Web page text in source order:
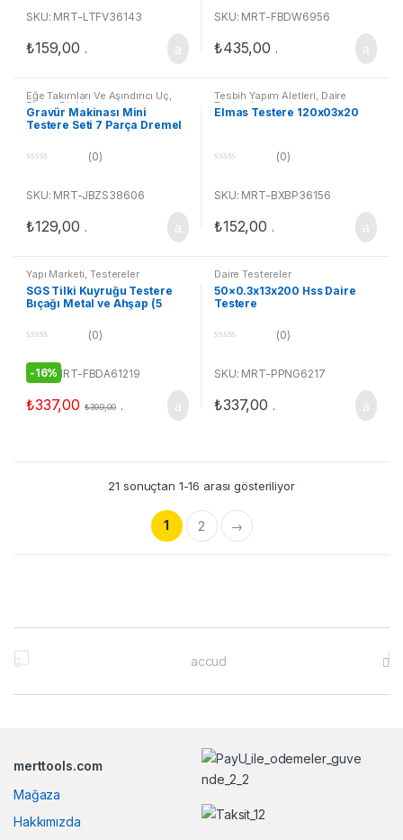
u
f
5
SKU: MRT-LTFV36143
₺159,00 .
u
f
5
SKU: MRT-FBDW6956
₺435,00 .
Eğe Takımları Ve Aşındırıcı Uç,
Elmas Diskler
Gravür Makinası Mini
Testere Seti 7 Parça Dremel
u
f
5
(0)
SKU: MRT-JBZS38606
₺129,00 .
Tesbih Yapım Aletleri, Daire
Testereler
Elmas Testere 120x03x20
u
f
5
(0)
SKU: MRT-BXBP36156
₺152,00 .
Yapı Marketi,Testereler
SGS Tilki Kuyruğu Testere
Bıçağı Metal ve Ahşap (5
o
u
t
f
5
(0)
SKU: MRT-FBDA61219
-16%
₺337,00 ₺399,00 .
Daire Testereler
50×0.3x13x200 Hss Daire
Testere
u
t
f
5
(0)
SKU: MRT-PPNG6217
₺337,00 .
21 sonuçtan 1-16 arası gösteriliyor
1 2 →
merttools.com
Mağaza
Hakkımızda